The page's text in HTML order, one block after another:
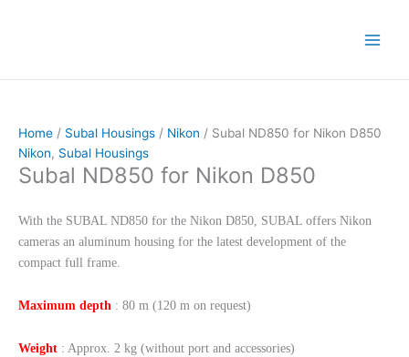
Home / Subal Housings / Nikon / Subal ND850 for Nikon D850
Nikon, Subal Housings
Subal ND850 for Nikon D850
With the SUBAL ND850 for the Nikon D850, SUBAL offers Nikon
cameras an aluminum housing for the latest development of the
compact full frame.
Maximum depth : 80 m (120 m on request)
Weight : Approx. 2 kg (without port and accessories)